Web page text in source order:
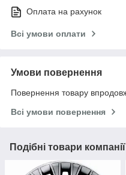
Оплата на рахунок
Всі умови оплати
Умови повернення
Повернення товару
Всі умови повернення
Подібні товари компанії